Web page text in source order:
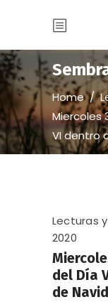
Home/
Miercoles
VI dentro
Lecturas
2020
del Día
de